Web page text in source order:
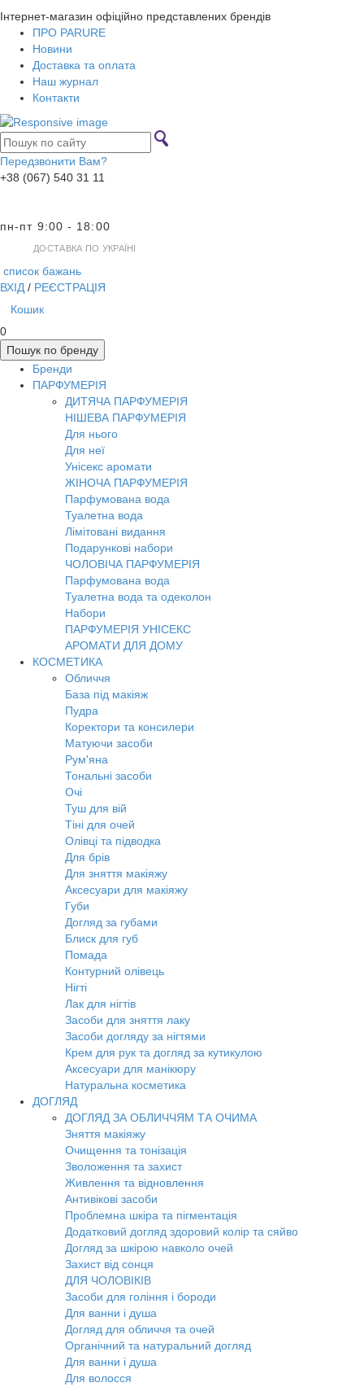
Інтернет-магазин офіційно представлених брендів
ПРО PARURE
Новини
Доставка та оплата
Наш журнал
Контакти
Передзвонити Вам?
+38 (067) 540 31 11
пн-пт 9:00 - 18:00
ДОСТАВКА ПО УКРАЇНІ
список бажань
ВХІД / РЕЄСТРАЦІЯ
Кошик
0
Пошук по бренду
Бренди
ПАРФУМЕРІЯ
ДИТЯЧА ПАРФУМЕРІЯ
НІШЕВА ПАРФУМЕРІЯ
Для нього
Для неї
Унісекс аромати
ЖІНОЧА ПАРФУМЕРІЯ
Парфумована вода
Туалетна вода
Лімітовані видання
Подарункові набори
ЧОЛОВІЧА ПАРФУМЕРІЯ
Парфумована вода
Туалетна вода та одеколон
Набори
ПАРФУМЕРІЯ УНІСЕКС
АРОМАТИ ДЛЯ ДОМУ
КОСМЕТИКА
Обличчя
База під макіяж
Пудра
Коректори та консилери
Матуючи засоби
Рум'яна
Тональні засоби
Очі
Туш для вій
Тіні для очей
Олівці та підводка
Для брів
Для зняття макіяжу
Аксесуари для макіяжу
Губи
Догляд за губами
Блиск для губ
Помада
Контурний олівець
Нігті
Лак для нігтів
Засоби для зняття лаку
Засоби догляду за нігтями
Крем для рук та догляд за кутикулою
Аксесуари для манікюру
Натуральна косметика
ДОГЛЯД
ДОГЛЯД ЗА ОБЛИЧЧЯМ ТА ОЧИМА
Зняття макіяжу
Очищення та тонізація
Зволоження та захист
Живлення та відновлення
Антивікові засоби
Проблемна шкіра та пігментація
Додатковий догляд здоровий колір та сяйво
Догляд за шкірою навколо очей
Захист від сонця
ДЛЯ ЧОЛОВІКІВ
Засоби для гоління і бороди
Для ванни і душа
Догляд для обличчя та очей
Органічний та натуральний догляд
Для ванни і душа
Для волосся